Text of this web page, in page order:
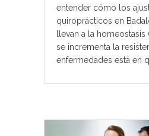
entender cómo los
quiroprácticos en
llevan a la
se incrementa la
enfermedades está en